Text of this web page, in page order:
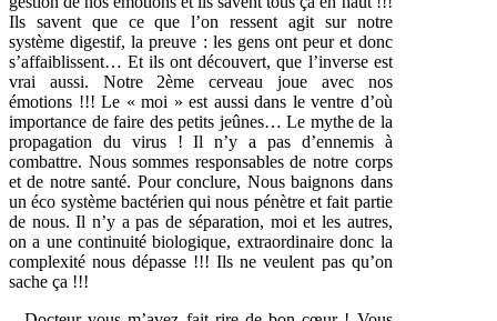
Ils savent que ce que l’on ressent agit sur notre
système digestif, la preuve : les gens ont peur et donc
s’affaiblissent… Et ils ont découvert, que l’inverse est
vrai aussi. Notre 2ème cerveau joue avec nos
émotions !!! Le « moi » est aussi dans le ventre d’où
importance de faire des petits jeûnes… Le mythe de la
propagation du virus ! Il n’y a pas d’ennemis à
combattre. Nous sommes responsables de notre corps
et de notre santé. Pour conclure, Nous baignons dans
un éco système bactérien qui nous pénètre et fait partie
de nous. Il n’y a pas de séparation, moi et les autres,
on a une continuité biologique, extraordinaire donc la
complexité nous dépasse !!! Ils ne veulent pas qu’on
sache ça !!!